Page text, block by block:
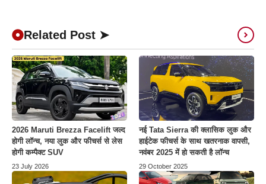
Related Post ➤
2026 Maruti Brezza Facelift जल्द
होगी लॉन्च, नया लुक और फीचर्स से लेस
होगी कम्पैक्ट SUV
23 July 2026
नई Tata Sierra की क्लासिक लुक और
हाईटेक फीचर्स के साथ खतरनाक वापसी,
नवंबर 2025 में हो सकती है लॉन्च
29 October 2025